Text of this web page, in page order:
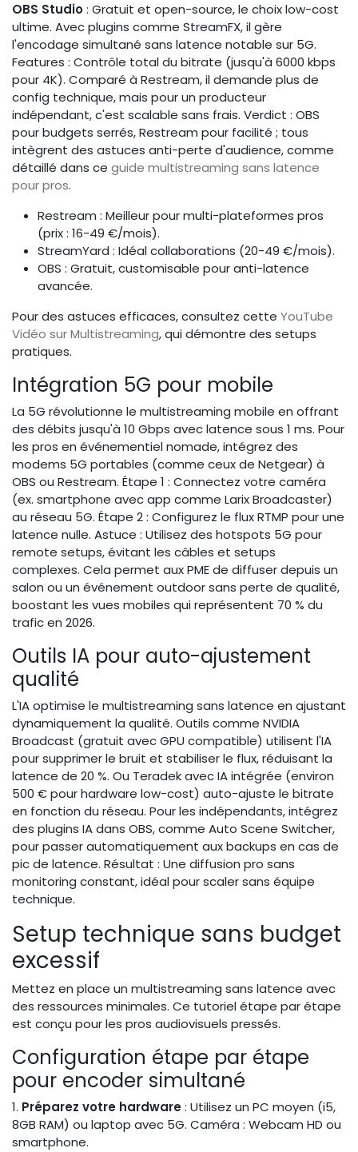
OBS Studio: Gratuit et open-source, le choix low-cost
ultime. Avec plugins comme StreamFX, il gère
l'encodage simultané sans latence notable sur 5G.
Features : Contrôle total du bitrate (jusqu'à 6000 kbps
pour 4K). Comparé à Restream, il demande plus de
config technique, mais pour un producteur
indépendant, c'est scalable sans frais. Verdict : OBS
pour budgets serrés, Restream pour facilité ; tous
intègrent des astuces anti-perte d'audience, comme
détaillé dans ce guide multistreaming sans latence
pour pros.
Restream : Meilleur pour multi-plateformes pros
(prix : 16-49 €/mois).
StreamYard : Idéal collaborations (20-49 €/mois).
OBS : Gratuit, customisable pour anti-latence
avancée.
Pour des astuces efficaces, consultez cette YouTube
Vidéo sur Multistreaming, qui démontre des setups
pratiques.
Intégration 5G pour mobile
La 5G révolutionne le multistreaming mobile en offrant
des débits jusqu'à 10 Gbps avec latence sous 1 ms. Pour
les pros en événementiel nomade, intégrez des
modems 5G portables (comme ceux de Netgear) à
OBS ou Restream. Étape 1 : Connectez votre caméra
(ex. smartphone avec app comme Larix Broadcaster)
au réseau 5G. Étape 2 : Configurez le flux RTMP pour une
latence nulle. Astuce : Utilisez des hotspots 5G pour
remote setups, évitant les câbles et setups
complexes. Cela permet aux PME de diffuser depuis un
salon ou un événement outdoor sans perte de qualité,
boostant les vues mobiles qui représentent 70 % du
trafic en 2026.
Outils IA pour auto-ajustement
qualité
L'IA optimise le multistreaming sans latence en ajustant
dynamiquement la qualité. Outils comme NVIDIA
Broadcast (gratuit avec GPU compatible) utilisent l'IA
pour supprimer le bruit et stabiliser le flux, réduisant la
latence de 20 %. Ou Teradek avec IA intégrée (environ
500 € pour hardware low-cost) auto-ajuste le bitrate
en fonction du réseau. Pour les indépendants, intégrez
des plugins IA dans OBS, comme Auto Scene Switcher,
pour passer automatiquement aux backups en cas de
pic de latence. Résultat : Une diffusion pro sans
monitoring constant, idéal pour scaler sans équipe
technique.
Setup technique sans budget
excessif
Mettez en place un multistreaming sans latence avec
des ressources minimales. Ce tutoriel étape par étape
est conçu pour les pros audiovisuels pressés.
Configuration étape par étape
pour encoder simultané
1. Préparez votre hardware: Utilisez un PC moyen (i5,
8GB RAM) ou laptop avec 5G. Caméra : Webcam HD ou
smartphone.